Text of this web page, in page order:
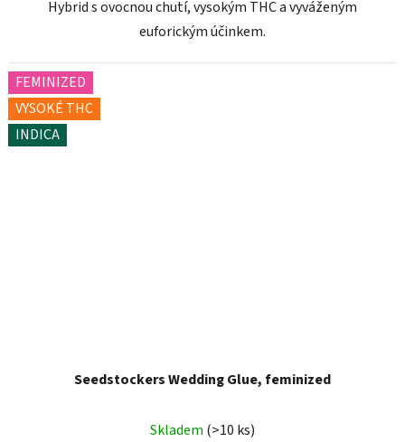
Hybrid s ovocnou chutí, vysokým THC a vyváženým
euforickým účinkem.
FEMINIZED
VYSOKÉ THC
INDICA
Seedstockers Wedding Glue, feminized
Skladem (>10 ks)